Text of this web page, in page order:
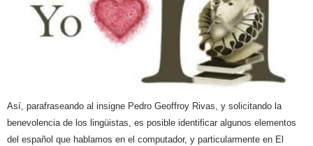
Así, parafraseando al insigne Pedro Geoffroy Rivas, y solicitando la
benevolencia de los lingüistas, es posible identificar algunos elementos
del español que hablamos en el computador, y particularmente en El